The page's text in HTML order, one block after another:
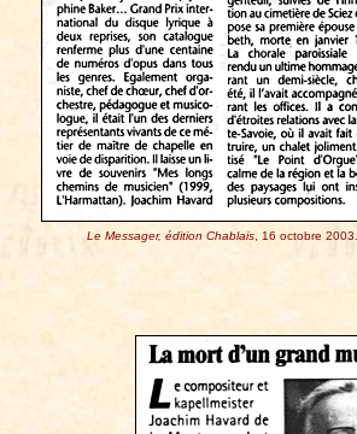
Le Messager, édition Chablais, 16 octobre 2003.